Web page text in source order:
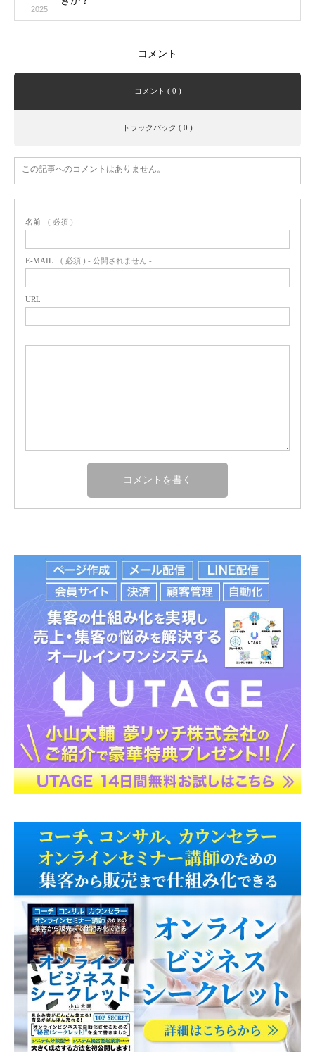
2025
コメント
コメント ( 0 )
トラックバック ( 0 )
この記事へのコメントはありません。
名前 ( 必須 )
E-MAIL ( 必須 ) - 公開されません -
URL